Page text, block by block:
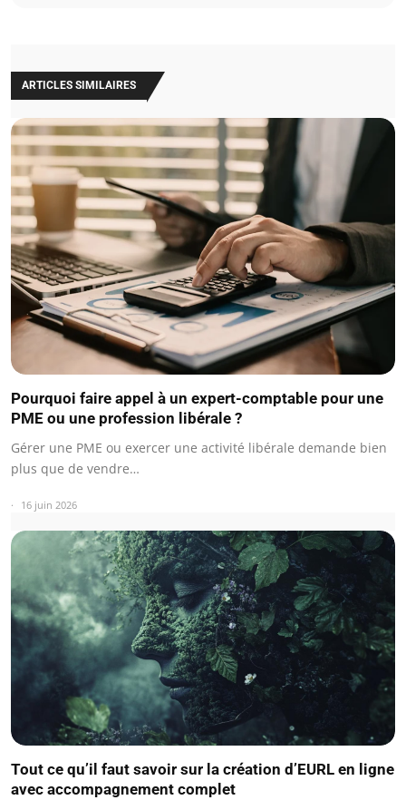
ARTICLES SIMILAIRES
Pourquoi faire appel à un expert-comptable pour une
PME ou une profession libérale ?
Gérer une PME ou exercer une activité libérale demande bien
plus que de vendre…
16 juin 2026
Tout ce qu’il faut savoir sur la création d’EURL en ligne
avec accompagnement complet